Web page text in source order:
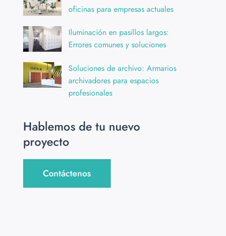
oficinas para empresas actuales
Iluminación en pasillos largos:
Errores comunes y soluciones
Soluciones de archivo: Armarios
archivadores para espacios
profesionales
Hablemos de tu nuevo
proyecto
Contáctenos